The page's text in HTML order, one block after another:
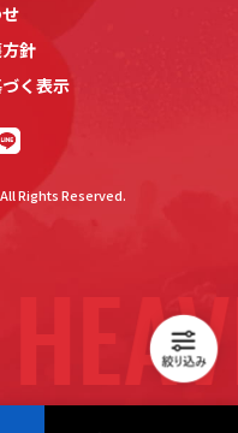
針
く表示
Rights Reserved.